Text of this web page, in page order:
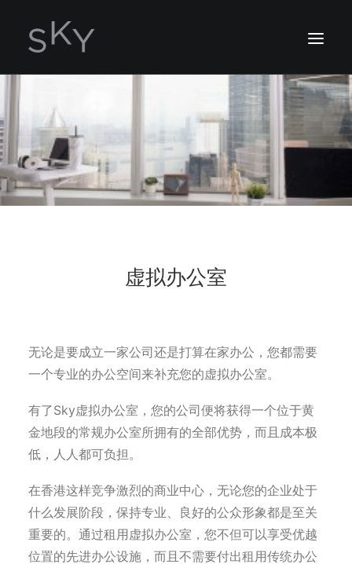
ABOUT US
SERVICES
LOCATION
ENQUIRY NOW
虚拟办公室
无论是要成立一家公司还是打算在家办公，您都需要
一个专业的办公空间来补充您的虚拟办公室。
有了Sky虚拟办公室，您的公司便将获得一个位于黄
金地段的常规办公室所拥有的全部优势，而且成本极
低，人人都可负担。
在香港这样竞争激烈的商业中心，无论您的企业处于
什么发展阶段，保持专业、良好的公众形象都是至关
重要的。通过租用虚拟办公室，您不但可以享受优越
位置的先进办公设施，而且不需要付出租用传统办公